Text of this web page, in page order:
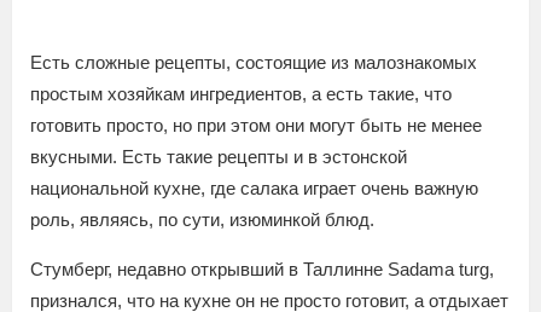
Есть сложные рецепты, состоящие из малознакомых
простым хозяйкам ингредиентов, а есть такие, что
готовить просто, но при этом они могут быть не менее
вкусными. Есть такие рецепты и в эстонской
национальной кухне, где салака играет очень важную
роль, являясь, по сути, изюминкой блюд.
Стумберг, недавно открывший в Таллинне Sadama turg,
признался, что на кухне он не просто готовит, а отдыхает